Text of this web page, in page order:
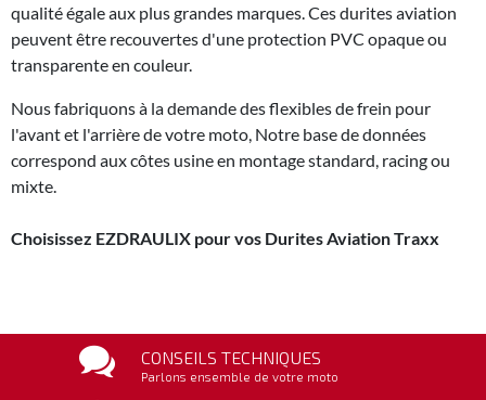
qualité égale aux plus grandes marques. Ces durites aviation
peuvent être recouvertes d'une protection PVC opaque ou
transparente en couleur.
Nous fabriquons à la demande des flexibles de frein pour
l'avant et l'arrière de votre moto, Notre base de données
correspond aux côtes usine en montage standard, racing ou
mixte.
Choisissez EZDRAULIX pour vos Durites Aviation Traxx
CONSEILS TECHNIQUES
Parlons ensemble de votre moto